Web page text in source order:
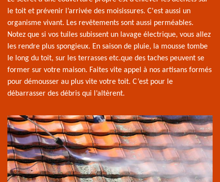
le toit et prévenir l’arrivée des moisissures. C'est aussi un
organisme vivant. Les revêtements sont aussi perméables.
Notez que si vos tuiles subissent un lavage électrique, vous allez
les rendre plus spongieux. En saison de pluie, la mousse tombe
le long du toit, sur les terrasses etc.que des taches peuvent se
former sur votre maison. Faites vite appel à nos artisans formés
pour démousser au plus vite votre toit. C’est pour le
débarrasser des débris qui l’altèrent.